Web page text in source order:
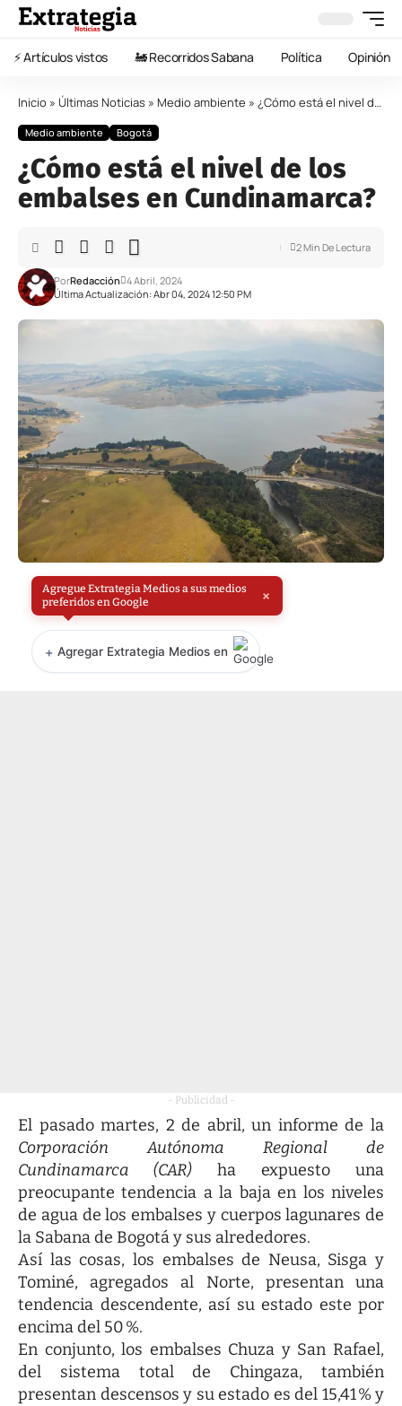
⚡️ Artículos vistos 🚂 Recorridos Sabana Política Opinión
Inicio » Últimas Noticias » Medio ambiente » ¿Cómo está el nivel de los embalses en Cundinamarca?
Medio ambiente Bogotá
¿Cómo está el nivel de los
embalses en Cundinamarca?
Última Actualización: Abr 04, 2024 12:50 PM
PorRedacción 4 Abril, 2024
2 Min De Lectura
Agregue Extrategia Medios a sus medios
preferidos en Google
×
+ Agregar Extrategia Medios en
- Publicidad -
El pasado martes, 2 de abril, un informe de la
Corporación Autónoma Regional de
Cundinamarca (CAR)ha expuesto una
preocupante tendencia a la baja en los niveles
de agua de los embalses y cuerpos lagunares de
la Sabana de Bogotá y sus alrededores.
Así las cosas, los embalses de Neusa, Sisga y
Tominé, agregados al Norte, presentan una
tendencia descendente, así su estado este por
encima del 50 %.
En conjunto, los embalses Chuza y San Rafael,
del sistema total de Chingaza, también
presentan descensos y su estado es del 15,41 % y